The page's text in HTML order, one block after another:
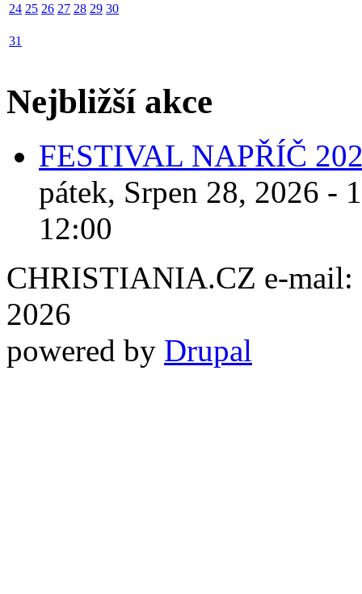
24 25 26 27 28 29 30
31
Nejbližší akce
FESTIVAL NAPŘÍČ
pátek, Srpen 28, 2026 -
12:00
CHRISTIANIA.CZ e-mail:
2026
powered by Drupal